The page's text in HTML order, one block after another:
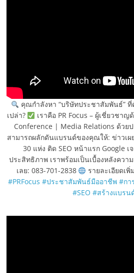
คุณกำลังหา “บริษัทประชาสัมพันธ์”
เปล่า?
เราคือ PR Focus – ผู้เชี่ยวชา
Conference | Media Relations ด้วย
สามารถผลักดันแบรนด์ของคุณให้: ข่าวเ
30 แห่ง ติด SEO หน้าแรก Google
ประสิทธิภาพ เราพร้อมเป็นเบื้องหลังควา
เลย: 083-701-2838
รายละเอียดเ
#PRFocus #ประชาสัมพันธ์มืออาชีพ #กา
#SEO #สร้างแบรน